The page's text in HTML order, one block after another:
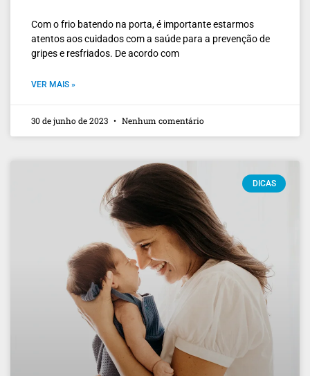
Com o frio batendo na porta, é importante estarmos
atentos aos cuidados com a saúde para a prevenção de
gripes e resfriados. De acordo com
VER MAIS »
30 de junho de 2023 Nenhum comentário
DICAS